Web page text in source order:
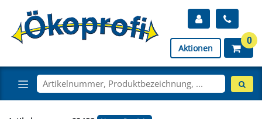
Aktionen
0